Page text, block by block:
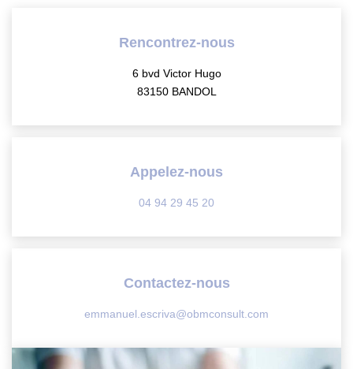
Rencontrez-nous
6 bvd Victor Hugo
83150 BANDOL
Appelez-nous
04 94 29 45 20
Contactez-nous
emmanuel.escriva@obmconsult.com